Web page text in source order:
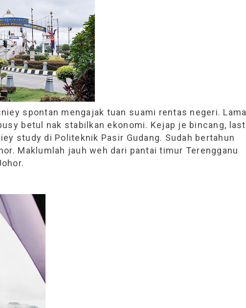
spontan mengajak tuan suami rentas negeri. Lama
betul nak stabilkan ekonomi. Kejap je bincang, last
study di Politeknik Pasir Gudang. Sudah bertahun
Maklumlah jauh weh dari pantai timur Terengganu